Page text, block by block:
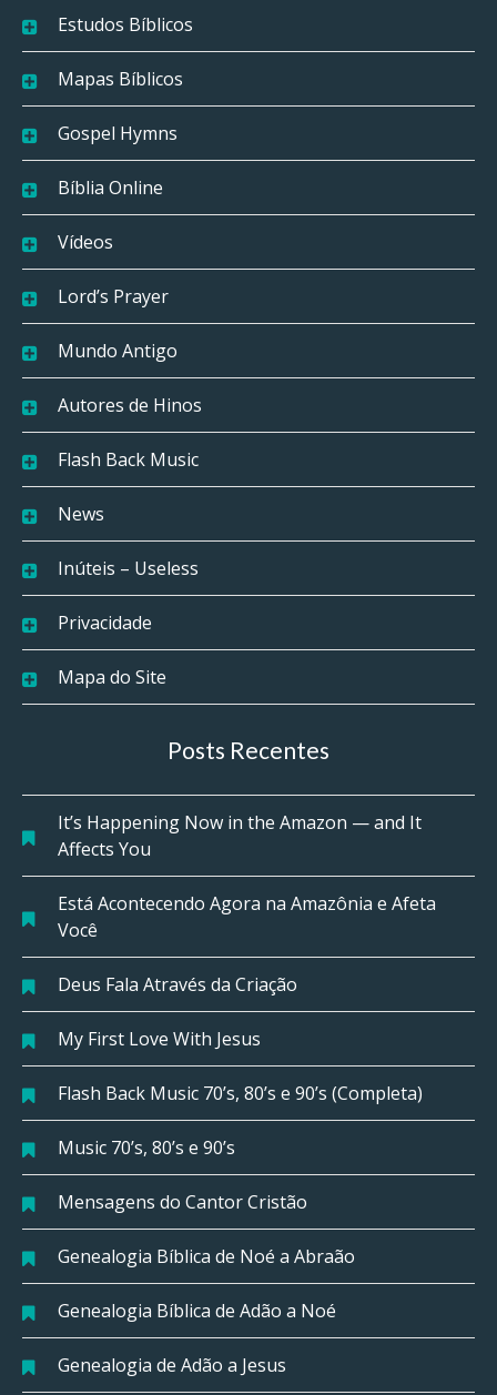
Estudos Bíblicos
Mapas Bíblicos
Gospel Hymns
Bíblia Online
Vídeos
Lord’s Prayer
Mundo Antigo
Autores de Hinos
Flash Back Music
News
Inúteis – Useless
Privacidade
Mapa do Site
Posts Recentes
It’s Happening Now in the Amazon — and It
Affects You
Está Acontecendo Agora na Amazônia e Afeta
Você
Deus Fala Através da Criação
My First Love With Jesus
Flash Back Music 70’s, 80’s e 90’s (Completa)
Music 70’s, 80’s e 90’s
Mensagens do Cantor Cristão
Genealogia Bíblica de Noé a Abraão
Genealogia Bíblica de Adão a Noé
Genealogia de Adão a Jesus